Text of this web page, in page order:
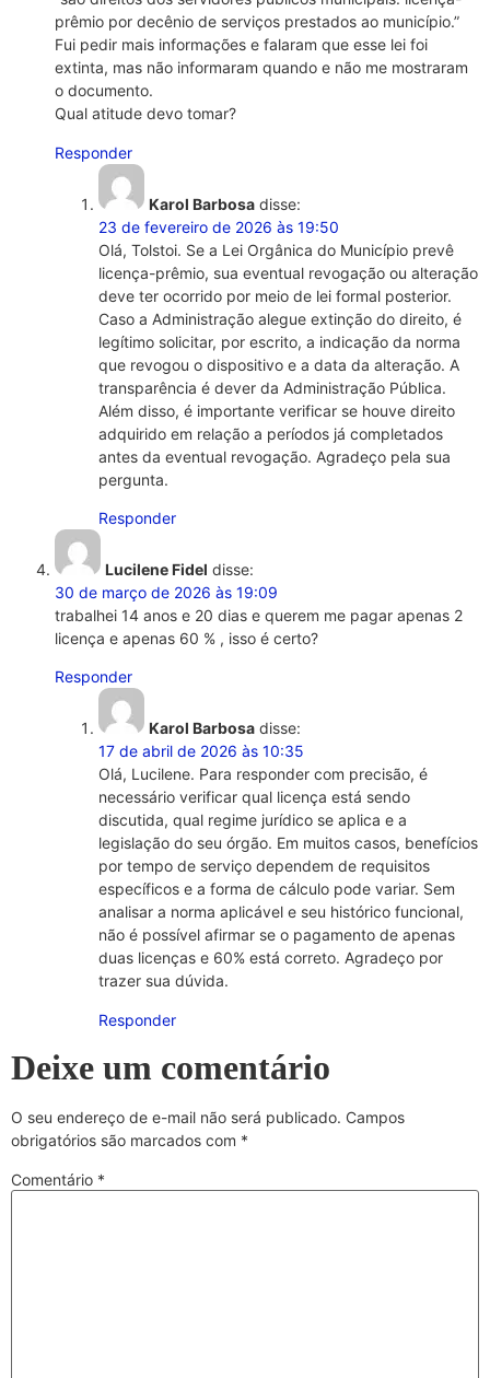
prêmio por decênio de serviços prestados ao município.”
Fui pedir mais informações e falaram que esse lei foi
extinta, mas não informaram quando e não me mostraram
o documento.
Qual atitude devo tomar?
Responder
Karol Barbosa disse:
23 de fevereiro de 2026 às 19:50
Olá, Tolstoi. Se a Lei Orgânica do Município prevê
licença-prêmio, sua eventual revogação ou alteração
deve ter ocorrido por meio de lei formal posterior.
Caso a Administração alegue extinção do direito, é
legítimo solicitar, por escrito, a indicação da norma
que revogou o dispositivo e a data da alteração. A
transparência é dever da Administração Pública.
Além disso, é importante verificar se houve direito
adquirido em relação a períodos já completados
antes da eventual revogação. Agradeço pela sua
pergunta.
Responder
Lucilene Fidel disse:
30 de março de 2026 às 19:09
trabalhei 14 anos e 20 dias e querem me pagar apenas 2
licença e apenas 60 % , isso é certo?
Responder
Karol Barbosa disse:
17 de abril de 2026 às 10:35
Olá, Lucilene. Para responder com precisão, é
necessário verificar qual licença está sendo
discutida, qual regime jurídico se aplica e a
legislação do seu órgão. Em muitos casos, benefícios
por tempo de serviço dependem de requisitos
específicos e a forma de cálculo pode variar. Sem
analisar a norma aplicável e seu histórico funcional,
não é possível afirmar se o pagamento de apenas
duas licenças e 60% está correto. Agradeço por
trazer sua dúvida.
Responder
Deixe um comentário
O seu endereço de e-mail não será publicado. Campos
obrigatórios são marcados com *
Comentário *